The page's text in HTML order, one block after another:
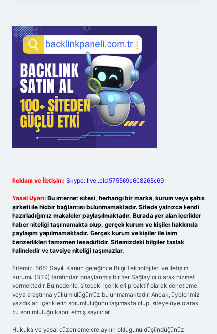
Reklam ve İletişim: Skype: live:.cid.575569c608265c69
Yasal Uyarı: Bu internet sitesi, herhangi bir marka, kurum veya şahıs
şirketi ile hiçbir bağlantısı bulunmamaktadır. Sitede yalnızca kendi
hazırladığımız makaleler paylaşılmaktadır. Burada yer alan içerikler
haber niteliği taşımamakta olup, gerçek kurum ve kişiler hakkında
paylaşım yapılmamaktadır. Gerçek kurum ve kişiler ile isim
benzerlikleri tamamen tesadüfidir. Sitemizdeki bilgiler taslak
halindedir ve tavsiye niteliği taşımazlar.
Sitemiz, 5651 Sayılı Kanun gereğince Bilgi Teknolojileri ve İletişim
Kurumu (BTK) tarafından onaylanmış bir Yer Sağlayıcı olarak hizmet
vermektedir. Bu nedenle, sitedeki içerikleri proaktif olarak denetleme
veya araştırma yükümlülüğümüz bulunmamaktadır. Ancak, üyelerimiz
yazdıkları içeriklerin sorumluluğunu taşımakta olup, siteye üye olarak
bu sorumluluğu kabul etmiş sayılırlar.
Hukuka ve yasal düzenlemelere aykırı olduğunu düşündüğünüz